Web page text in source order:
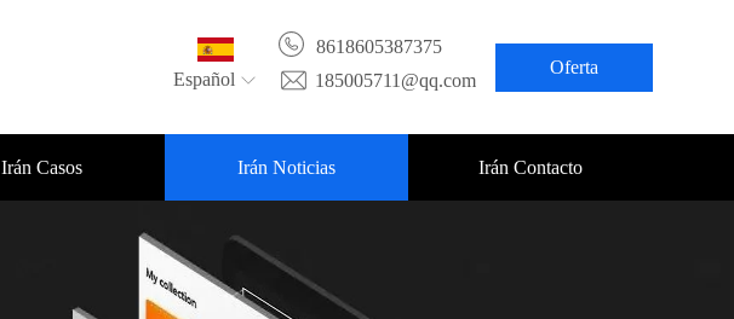
Español
8618605387375
185005711@qq.com
Oferta
Irán Casos Irán Noticias Irán Contacto